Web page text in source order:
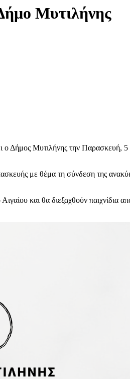
Μυτιλήνης
Δήμος Μυτιλήνης την Παρασκευή, 5
με θέμα τη σύνδεση της
και θα διεξαχθούν παιχνίδια